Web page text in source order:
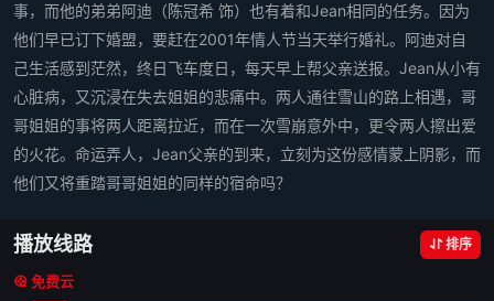
事，而他的弟弟阿迪（陈冠希 饰）也有着和Jean相同的任务。因为
他们早已订下婚盟，要赶在2001年情人节当天举行婚礼。阿迪对自
己生活感到茫然，终日飞车度日，每天早上帮父亲送报。Jean从小有
心脏病，又沉浸在失去姐姐的悲痛中。两人通往雪山的路上相遇，哥
哥姐姐的事将两人距离拉近，而在一次雪崩意外中，更令两人擦出爱
的火花。命运弄人，Jean父亲的到来，立刻为这份感情蒙上阴影，而
他们又将重踏哥哥姐姐的同样的宿命吗？
播放线路 排序
免费云